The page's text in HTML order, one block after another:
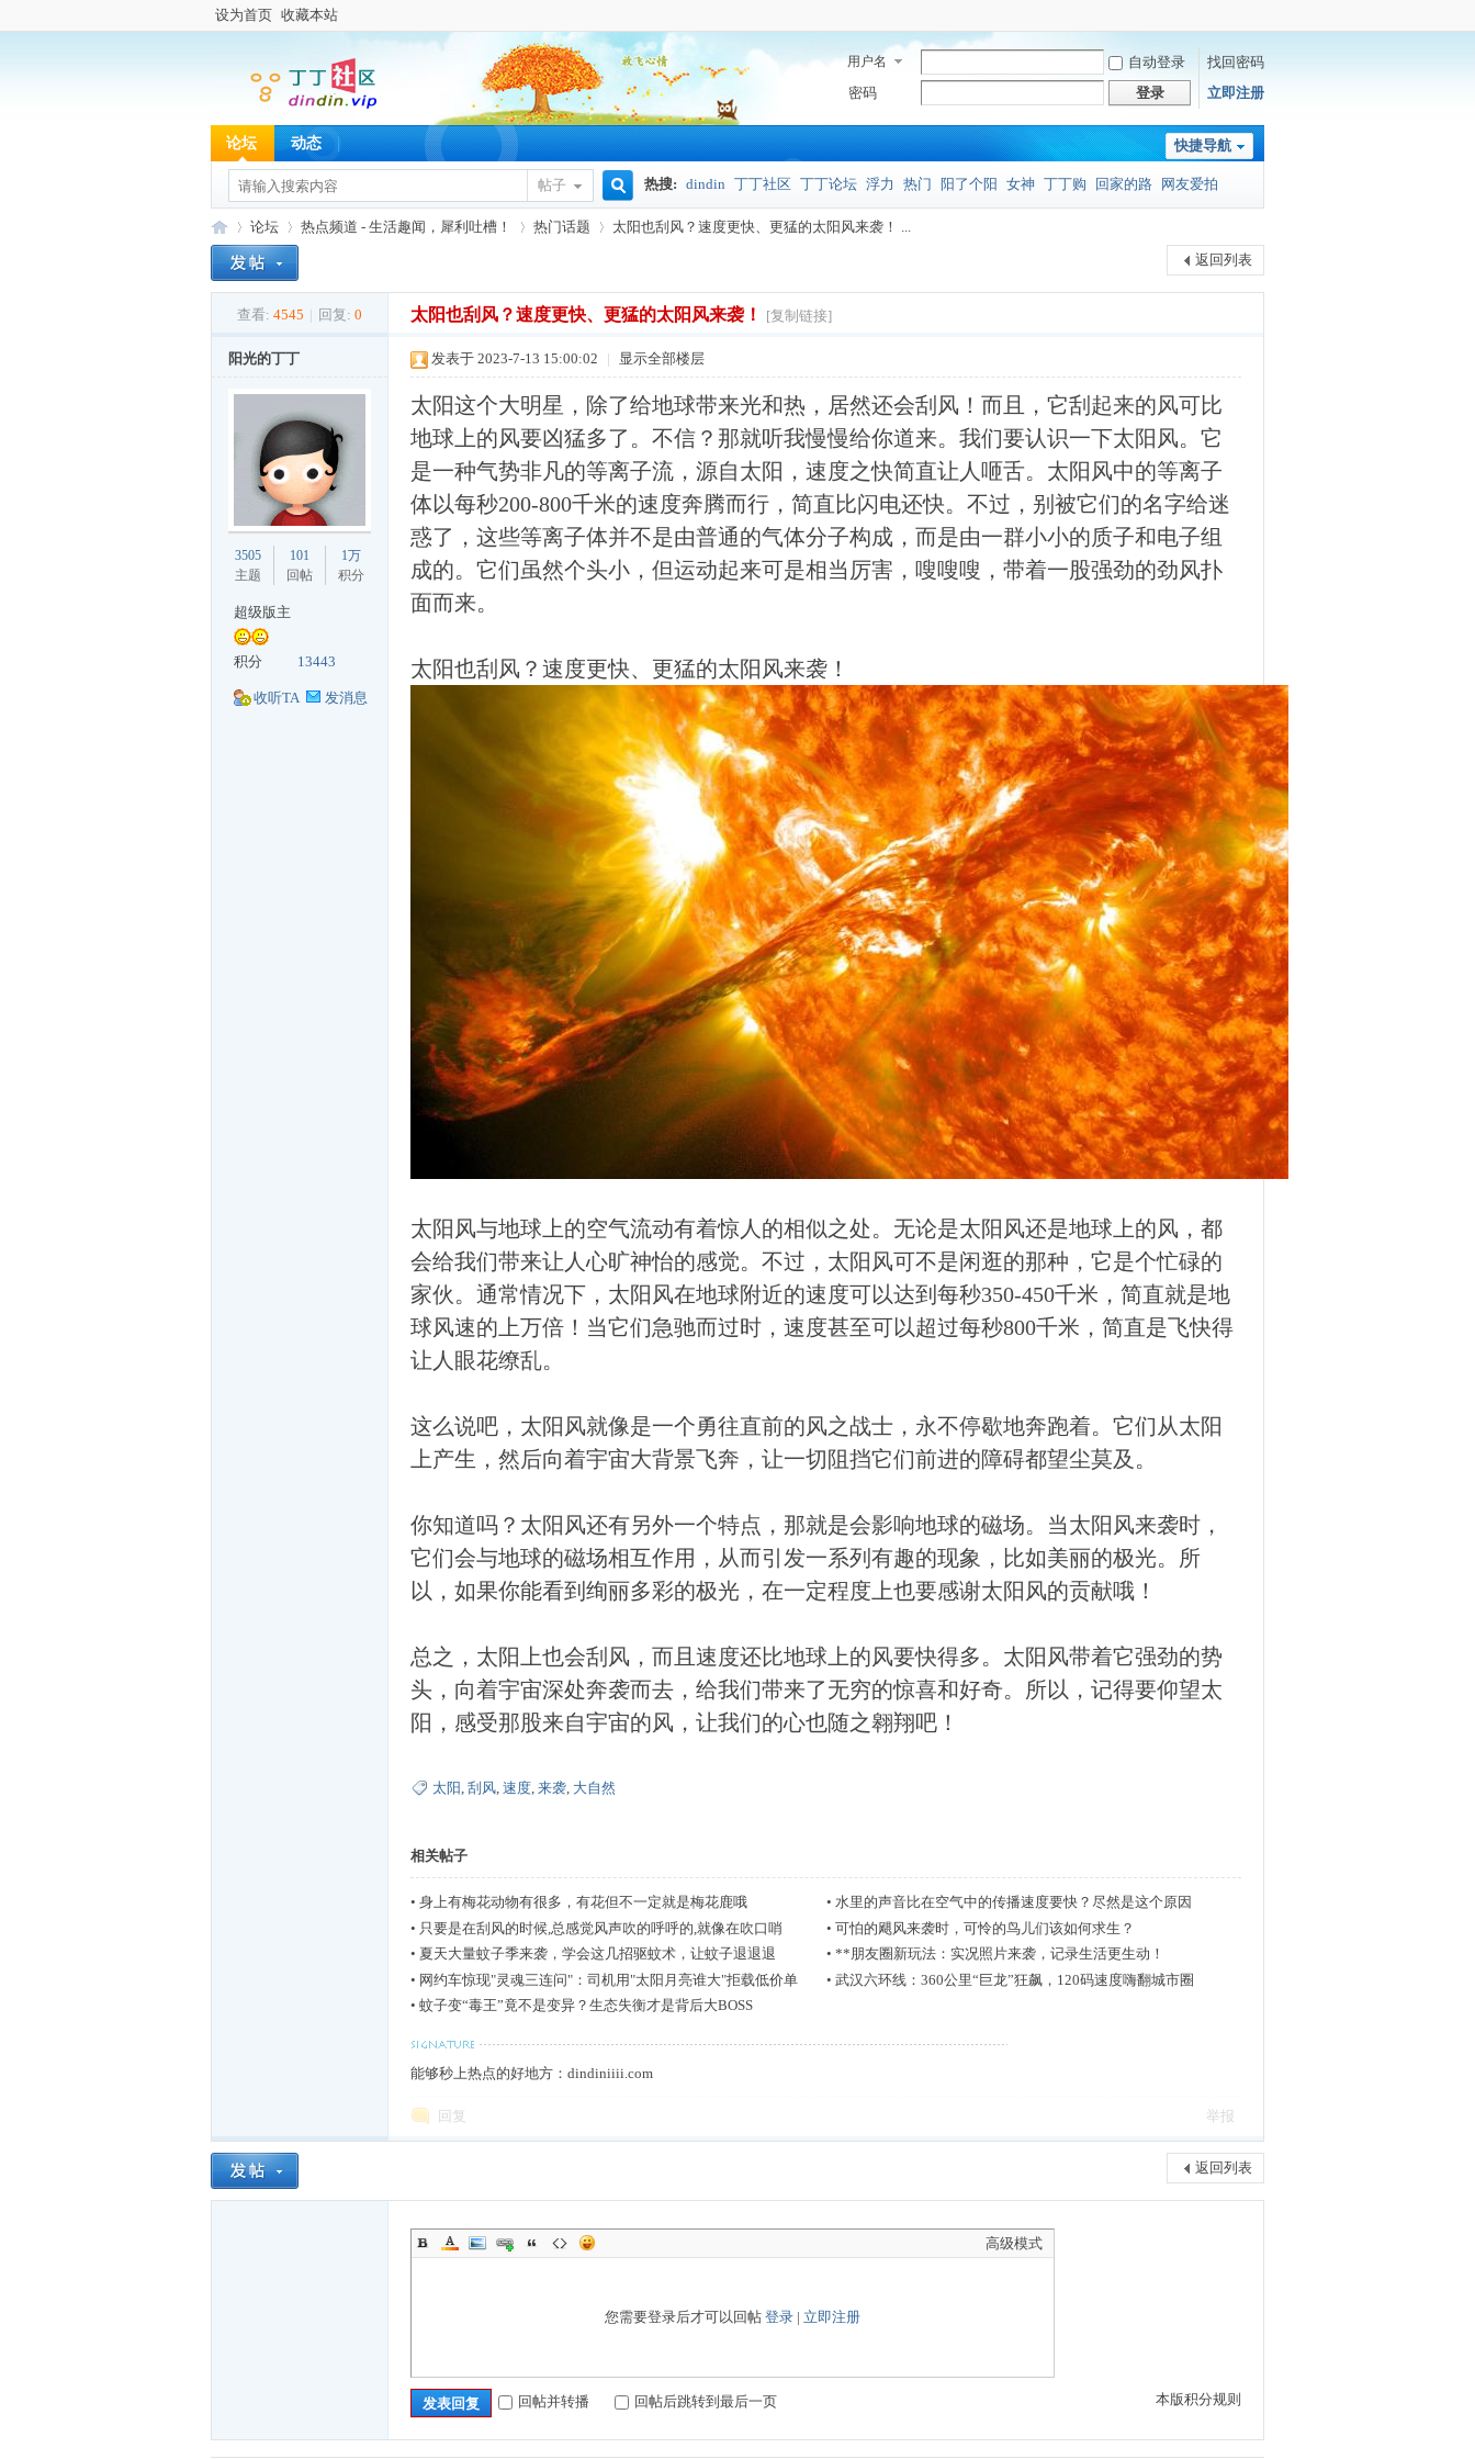
设为首页 收藏本站
用户名 自动登录
找回密码
密码
登录 立即注册
快捷导航
论坛 动态
帖子
搜
索
热搜: dindin 丁丁社区 丁丁论坛 浮力 热门 阳了个阳 女神 丁丁购 回家的路 网友爱拍
奥密克戎
论坛
›
热点频道 - 生活趣闻，犀利吐槽！ 热门话题
›
太阳也刮风？速度更快、更猛的太阳风来袭！ ...
返回列表
查看: 4545 | 回复: 0 太阳也刮风？速度更快、更猛的太阳风来袭！ [复制链接]
阳光的丁丁
3505
主题
101
回帖
1万
积分
超级版主
积分 13443
收听TA 发消息
发表于 2023-7-13 15:00:02 | 显示全部楼层
太阳这个大明星，除了给地球带来光和热，居然还会刮风！而且，它刮起来的风可比
地球上的风要凶猛多了。不信？那就听我慢慢给你道来。我们要认识一下太阳风。它
是一种气势非凡的等离子流，源自太阳，速度之快简直让人咂舌。太阳风中的等离子
体以每秒200-800千米的速度奔腾而行，简直比闪电还快。不过，别被它们的名字给迷
惑了，这些等离子体并不是由普通的气体分子构成，而是由一群小小的质子和电子组
成的。它们虽然个头小，但运动起来可是相当厉害，嗖嗖嗖，带着一股强劲的劲风扑
面而来。
太阳也刮风？速度更快、更猛的太阳风来袭！
太阳风与地球上的空气流动有着惊人的相似之处。无论是太阳风还是地球上的风，都
会给我们带来让人心旷神怡的感觉。不过，太阳风可不是闲逛的那种，它是个忙碌的
家伙。通常情况下，太阳风在地球附近的速度可以达到每秒350-450千米，简直就是地
球风速的上万倍！当它们急驰而过时，速度甚至可以超过每秒800千米，简直是飞快得
让人眼花缭乱。
这么说吧，太阳风就像是一个勇往直前的风之战士，永不停歇地奔跑着。它们从太阳
上产生，然后向着宇宙大背景飞奔，让一切阻挡它们前进的障碍都望尘莫及。
你知道吗？太阳风还有另外一个特点，那就是会影响地球的磁场。当太阳风来袭时，
它们会与地球的磁场相互作用，从而引发一系列有趣的现象，比如美丽的极光。所
以，如果你能看到绚丽多彩的极光，在一定程度上也要感谢太阳风的贡献哦！
总之，太阳上也会刮风，而且速度还比地球上的风要快得多。太阳风带着它强劲的势
头，向着宇宙深处奔袭而去，给我们带来了无穷的惊喜和好奇。所以，记得要仰望太
阳，感受那股来自宇宙的风，让我们的心也随之翱翔吧！
太阳, 刮风, 速度, 来袭, 大自然
相关帖子
• 身上有梅花动物有很多，有花但不一定就是梅花鹿哦 • 水里的声音比在空气中的传播速度要快？尽然是这个原因
• 只要是在刮风的时候,总感觉风声吹的呼呼的,就像在吹口哨 • 可怕的飓风来袭时，可怜的鸟儿们该如何求生？
• 夏天大量蚊子季来袭，学会这几招驱蚊术，让蚊子退退退 • **朋友圈新玩法：实况照片来袭，记录生活更生动！
• 网约车惊现"灵魂三连问"：司机用"太阳月亮谁大"拒载低价单 • 武汉六环线：360公里“巨龙”狂飙，120码速度嗨翻城市圈
• 蚊子变“毒王”竟不是变异？生态失衡才是背后大BOSS
能够秒上热点的好地方： dindiniiii.com
回复 举报
返回列表
高级模式
您需要登录后才可以回帖 登录 | 立即注册
本版积分规则
发表回复 回帖并转播 回帖后跳转到最后一页